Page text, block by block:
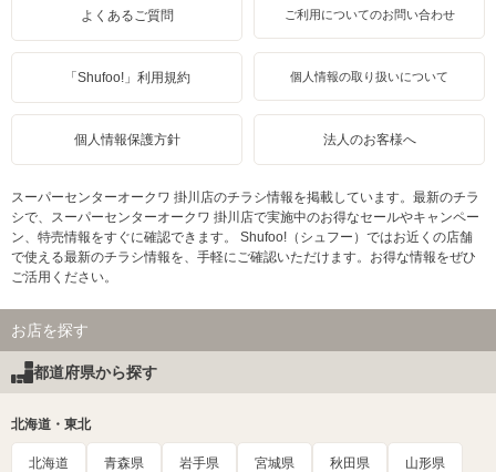
よくあるご質問 ご利用についてのお問い合わせ
「Shufoo!」利用規約 個人情報の取り扱いについて
個人情報保護方針 法人のお客様へ
スーパーセンターオークワ 掛川店のチラシ情報を掲載しています。最新のチラ
シで、スーパーセンターオークワ 掛川店で実施中のお得なセールやキャンペー
ン、特売情報をすぐに確認できます。 Shufoo!（シュフー）ではお近くの店舗
で使える最新のチラシ情報を、手軽にご確認いただけます。お得な情報をぜひ
ご活用ください。
お店を探す
都道府県から探す
北海道・東北
北海道 青森県 岩手県 宮城県 秋田県 山形県